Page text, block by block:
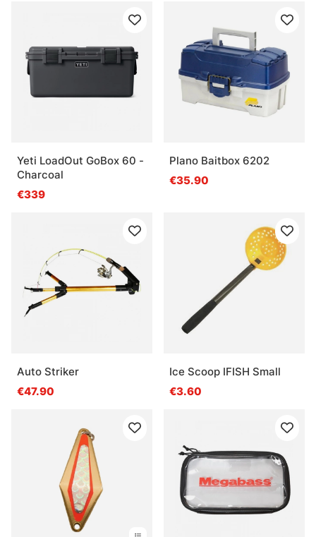
Yeti LoadOut GoBox 60 -
Charcoal
€339
Plano Baitbox 6202
€35.90
Auto Striker
€47.90
Ice Scoop IFISH Small
€3.60